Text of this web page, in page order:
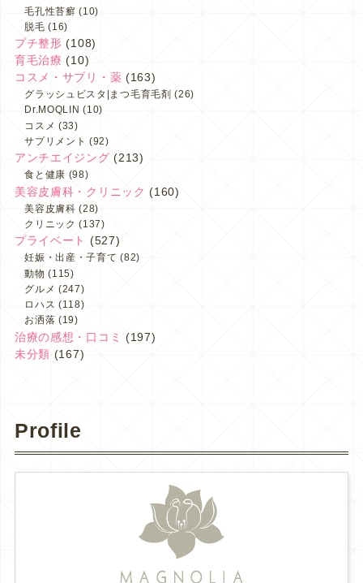
毛孔性苔癬 (10)
脱毛 (16)
プチ整形 (108)
育毛治療 (10)
コスメ・サプリ・薬 (163)
グラッシュビスタ|まつ毛育毛剤 (26)
Dr.MOQLIN (10)
コスメ (33)
サプリメント (92)
アンチエイジング (213)
食と健康 (98)
美容皮膚科・クリニック (160)
美容皮膚科 (28)
クリニック (137)
プライベート (527)
妊娠・出産・子育て (82)
動物 (115)
グルメ (247)
ロハス (118)
お洒落 (19)
治療の感想・口コミ
(197)
未分類 (167)
Profile